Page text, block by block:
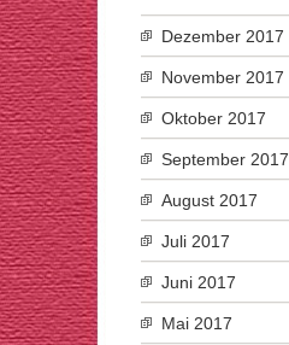
Dezember 2017
November 2017
Oktober 2017
September 2017
August 2017
Juli 2017
Juni 2017
Mai 2017